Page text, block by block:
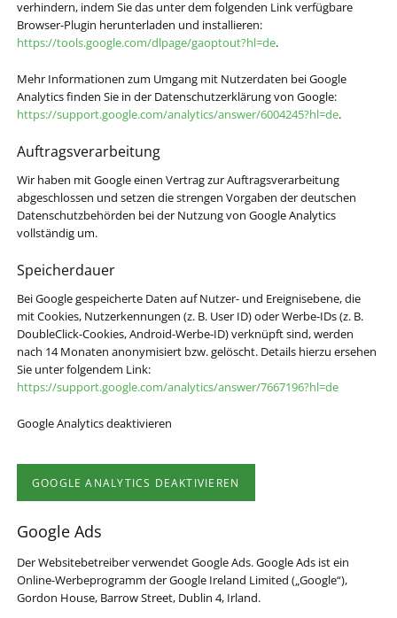
verhindern, indem Sie das unter dem folgenden Link verfügbare
Browser-Plugin herunterladen und installieren:
https://tools.google.com/dlpage/gaoptout?hl=de.
Mehr Informationen zum Umgang mit Nutzerdaten bei Google
Analytics finden Sie in der Datenschutzerklärung von Google:
https://support.google.com/analytics/answer/6004245?hl=de.
Auftragsverarbeitung
Wir haben mit Google einen Vertrag zur Auftragsverarbeitung
abgeschlossen und setzen die strengen Vorgaben der deutschen
Datenschutzbehörden bei der Nutzung von Google Analytics
vollständig um.
Speicherdauer
Bei Google gespeicherte Daten auf Nutzer- und Ereignisebene, die
mit Cookies, Nutzerkennungen (z. B. User ID) oder Werbe-IDs (z. B.
DoubleClick-Cookies, Android-Werbe-ID) verknüpft sind, werden
nach 14 Monaten anonymisiert bzw. gelöscht. Details hierzu ersehen
Sie unter folgendem Link:
https://support.google.com/analytics/answer/7667196?hl=de
Google Analytics deaktivieren
GOOGLE ANALYTICS DEAKTIVIEREN
Google Ads
Der Websitebetreiber verwendet Google Ads. Google Ads ist ein
Online-Werbeprogramm der Google Ireland Limited („Google“),
Gordon House, Barrow Street, Dublin 4, Irland.